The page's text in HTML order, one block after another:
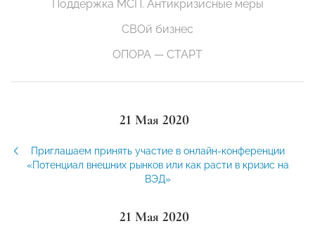
Поддержка МСП. Антикризисные меры
СВОй бизнес
ОПОРА — СТАРТ
21 Мая 2020
Приглашаем принять участие в онлайн-конференции
«Потенциал внешних рынков или как расти в кризис на
ВЭД»
21 Мая 2020